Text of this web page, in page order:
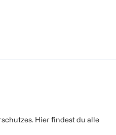
Hier findest du alle